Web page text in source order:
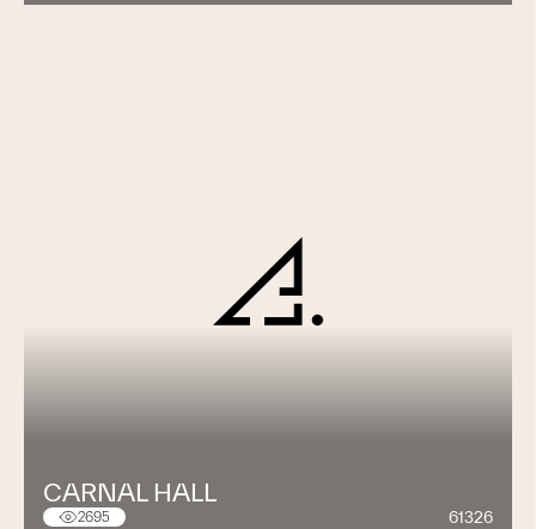
CARNAL HALL
2695 61326